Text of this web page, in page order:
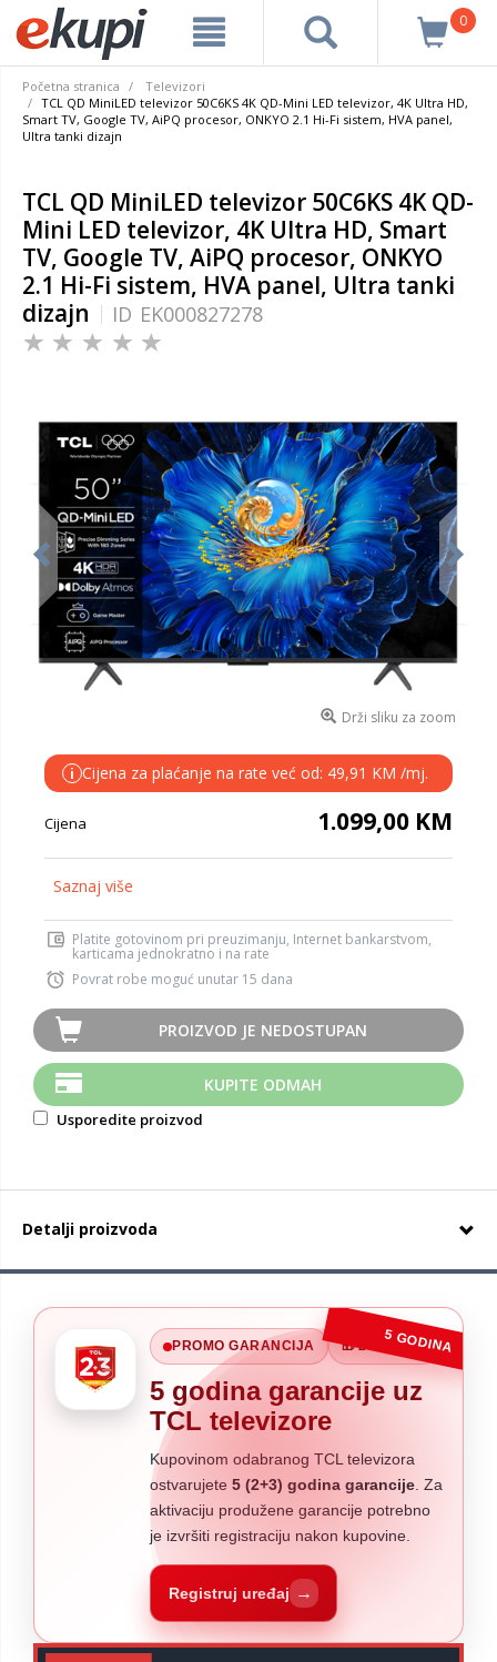
0
Početna stranica
Televizori
TCL QD MiniLED televizor 50C6KS 4K QD-Mini LED televizor, 4K Ultra HD,
Smart TV, Google TV, AiPQ procesor, ONKYO 2.1 Hi-Fi sistem, HVA panel,
Ultra tanki dizajn
TCL QD MiniLED televizor 50C6KS 4K QD-
Mini LED televizor, 4K Ultra HD, Smart
TV, Google TV, AiPQ procesor, ONKYO
2.1 Hi-Fi sistem, HVA panel, Ultra tanki
dizajn
ID EK000827278
Drži sliku za zoom
i Cijena za plaćanje na rate već od: 49,91 KM /mj.
Cijena 1.099,00 KM
Saznaj više
Platite gotovinom pri preuzimanju, Internet bankarstvom,
karticama jednokratno i na rate
Povrat robe moguć unutar 15 dana
PROIZVOD JE NEDOSTUPAN
KUPITE ODMAH
Usporedite proizvod
Detalji proizvoda
5 GODINA
PROMO GARANCIJA 🎁 2+3 godine
5 godina garancije uz
TCL televizore
Kupovinom odabranog TCL televizora
ostvarujete 5 (2+3) godina garancije . Za
aktivaciju produžene garancije potrebno
je izvršiti registraciju nakon kupovine.
Registruj uređaj →